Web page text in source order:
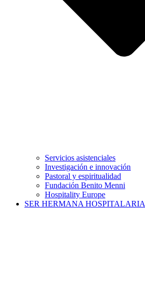
Servicios asistenciales
Investigación e innovación
Pastoral y espiritualidad
Fundación Benito Menni
Hospitality Europe
SER HERMANA HOSPITALARIA